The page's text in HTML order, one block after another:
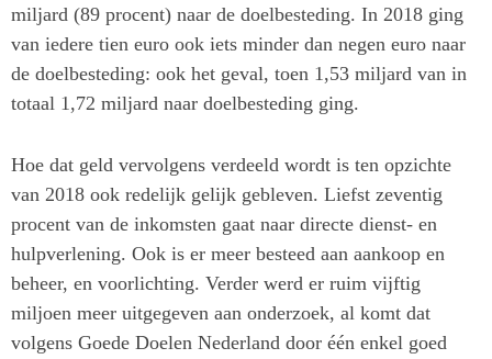
miljard (89 procent) naar de doelbesteding. In 2018 ging
van iedere tien euro ook iets minder dan negen euro naar
de doelbesteding: ook het geval, toen 1,53 miljard van in
totaal 1,72 miljard naar doelbesteding ging.
Hoe dat geld vervolgens verdeeld wordt is ten opzichte
van 2018 ook redelijk gelijk gebleven. Liefst zeventig
procent van de inkomsten gaat naar directe dienst- en
hulpverlening. Ook is er meer besteed aan aankoop en
beheer, en voorlichting. Verder werd er ruim vijftig
miljoen meer uitgegeven aan onderzoek, al komt dat
volgens Goede Doelen Nederland door één enkel goed